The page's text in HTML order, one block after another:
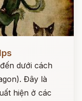
dưới cách
Đây là
hiện ở các